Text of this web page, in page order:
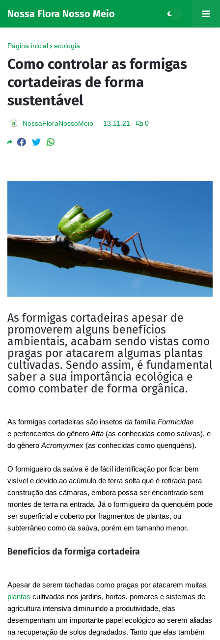
Nossa Flora Nosso Meio
Página inicial ecologia
Como controlar as formigas
cortadeiras de forma
sustentável
NossaFloraNossoMeio— 13.11.21 0
As formigas cortadeiras apesar de
promoverem alguns benefícios
ambientais, acabam sendo vistas como
pragas por atacarem algumas plantas
cultivadas. Sendo assim, é fundamental
saber a sua importância ecológica e
como combater de forma orgânica.
As formigas cortadeiras são insetos da família Formicidae
e pertencentes do gênero Atta (as conhecidas como saúvas), e
do gênero Acromyrmex (as conhecidas como quenquéns).
O formigueiro da saúva é de fácil identificação por ficar bem
visível e devido ao acúmulo de terra solta que é retirada para
construção das câmaras, embora possa ser encontrado sem
montes de terra na entrada. Já o formigueiro da quenquém pode
ser superficial e coberto por fragmentos de plantas, ou
subterrâneo como da saúva, porém em tamanho menor.
Benefícios da formiga cortadeira
Apesar de serem tachadas como pragas por atacarem muitas
plantas cultivadas nos jardins, hortas, pomares e sistemas de
agricultura intensiva diminuindo a produtividade, elas
desempenham um importante papel ecológico ao serem aliadas
na recuperação de solos degradados. Tanto que elas também